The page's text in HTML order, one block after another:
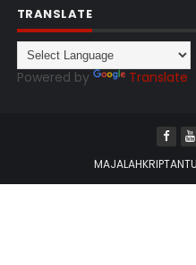
TRANSLATE
Powered by Translate